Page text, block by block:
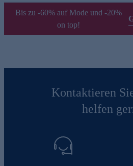
Bis zu -60% auf Mode und -20%
on top!
Kontaktieren
helfen